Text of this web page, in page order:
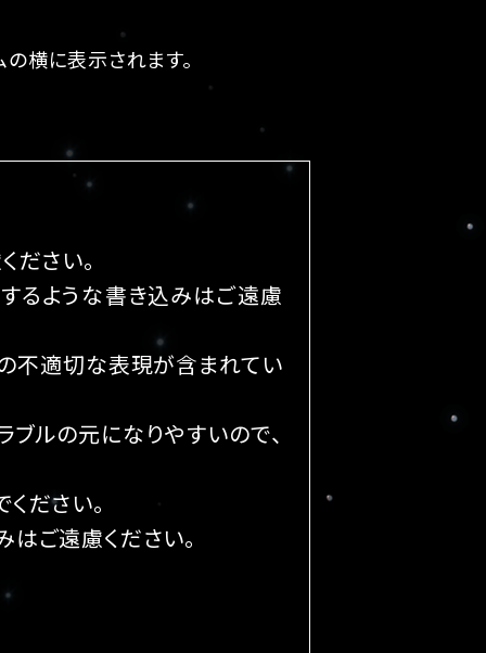
横に表示されます。
ださい。
るような書き込みはご遠慮
不適切な表現が含まれてい
ルの元になりやすいので、
ださい。
ご遠慮ください。